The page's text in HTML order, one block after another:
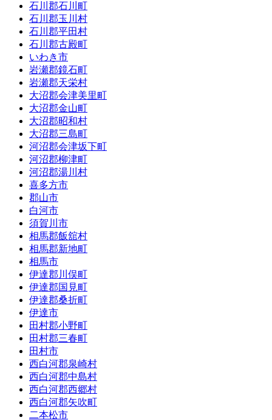
石川郡石川町
石川郡玉川村
石川郡平田村
石川郡古殿町
いわき市
岩瀬郡鏡石町
岩瀬郡天栄村
大沼郡会津美里町
大沼郡金山町
大沼郡昭和村
大沼郡三島町
河沼郡会津坂下町
河沼郡柳津町
河沼郡湯川村
喜多方市
郡山市
白河市
須賀川市
相馬郡飯舘村
相馬郡新地町
相馬市
伊達郡川俣町
伊達郡国見町
伊達郡桑折町
伊達市
田村郡小野町
田村郡三春町
田村市
西白河郡泉崎村
西白河郡中島村
西白河郡西郷村
西白河郡矢吹町
二本松市